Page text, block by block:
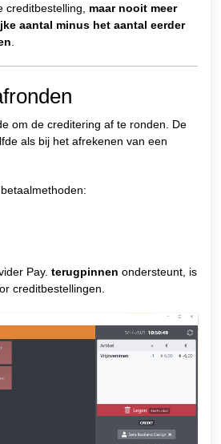
creditbestelling, maar nooit meer
aantal minus het aantal eerder
om de creditering af te ronden. De
als bij het afrekenen van een
Pay. terugpinnen ondersteunt, is
creditbestellingen.